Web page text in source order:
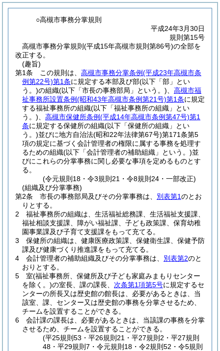
○高槻市事務分掌規則
平成24年3月30日
規則第15号
高槻市事務分掌規則(平成15年高槻市規則第86号)の全部を
改正する。
(趣旨)
第1条
この規則は、 高槻市事務分掌条例(平成23年高槻市条
例第22号)第1条に規定する本部及び部(以下「部」とい
う。)の組織(以下「市長の事務部局」という。)
高槻市福
祉事務所設置条例(昭和43年高槻市条例第21号)第1条に規定
する福祉事務所の組織(以下「福祉事務所の組織」とい
う。)
高槻市保健所条例(平成14年高槻市条例第47号)第1
条に規定する保健所の組織(以下「保健所の組織」とい
う。)並びに地方自治法(昭和22年法律第67号)第171条第5
項の規定に基づく会計管理者の権限に属する事務を処理す
るための組織(以下「会計管理者の補助組織」という。)並
びにこれらの分掌事務に関し必要な事項を定めるものとす
る。
(令元規則18・令3規則21・令8規則24・一部改正)
(組織及び分掌事務)
第2条
市長の事務部局及びその分掌事務は、 別表第1のとお
りとする。
2
福祉事務所の組織は、生活福祉総務課、生活福祉支援課、
福祉相談支援課、障がい福祉課、子ども政策課、保育幼稚
園事業課及び子育て支援課をもって充てる。
3
保健所の組織は、健康医療政策課、保健衛生課、保健予防
課及び健康づくり推進課をもって充てる。
4
会計管理者の補助組織及びその分掌事務は、 別表第2のと
おりとする。
5
室(福祉事務所、保健所及び子ども家庭みまもりセンター
を除く。)の室長、課の課長、 次条第1項第5号に規定するセ
ンターの所長又は歴史館の館長は、必要があるときは、当
該室、課、センター又は歴史館の事務を分掌させるため、
チームを設置することができる。
6
会計課の課長は、必要があるときは、当該課の事務を分掌
させるため、チームを設置することができる。
(平25規則53・平26規則21・平27規則2・平27規則
48・平29規則7・令元規則18・令2規則52・令5規則